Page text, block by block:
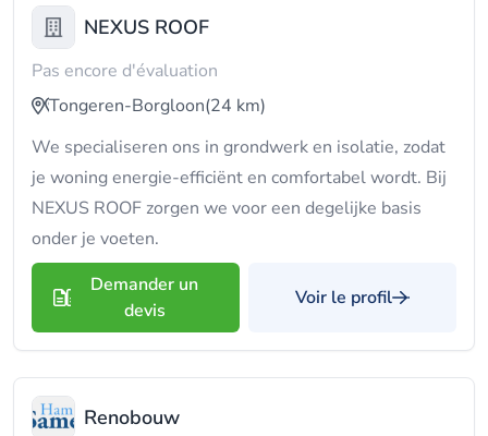
NEXUS ROOF
Pas encore d'évaluation
Tongeren-Borgloon(24 km)
We specialiseren ons in grondwerk en isolatie, zodat
je woning energie-efficiënt en comfortabel wordt. Bij
NEXUS ROOF zorgen we voor een degelijke basis
onder je voeten.
Demander un
devis
Voir le profil
Renobouw